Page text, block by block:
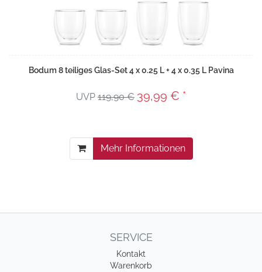
Bodum 8 teiliges Glas-Set 4 x 0.25 L + 4 x 0.35 L Pavina
UVP 119,90 € 39,99 € *
Mehr Informationen
SERVICE
Kontakt
Warenkorb